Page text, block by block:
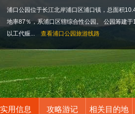
浦口公园位于长江北岸浦口区浦口镇，总面积
地率87％，系浦口区辖综合性公园。 公园筹建
以工代赈...
查看浦口公园旅游线路
实用信息 攻略游记 相关目的地